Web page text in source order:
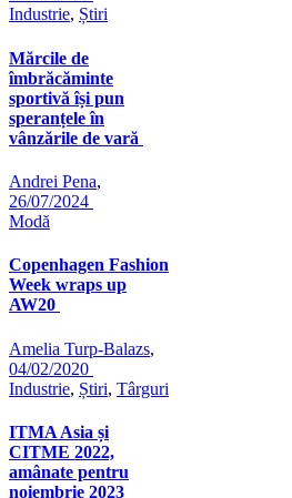
Industrie, Știri
Mărcile de
îmbrăcăminte
sportivă își pun
speranțele în
vânzările de vară
Andrei Pena,
26/07/2024
Modă
Copenhagen Fashion
Week wraps up
AW20
Amelia Turp-Balazs,
04/02/2020
Industrie, Știri, Târguri
ITMA Asia și
CITME 2022,
amânate pentru
noiembrie 2023